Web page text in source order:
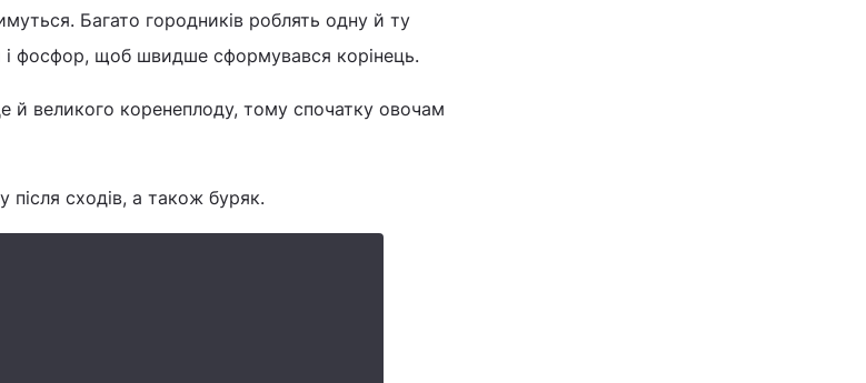
Багато городників роблять одну й ту
і фосфор, щоб швидше сформувався корінець.
й великого коренеплоду, тому спочатку овочам
після сходів, а також буряк.